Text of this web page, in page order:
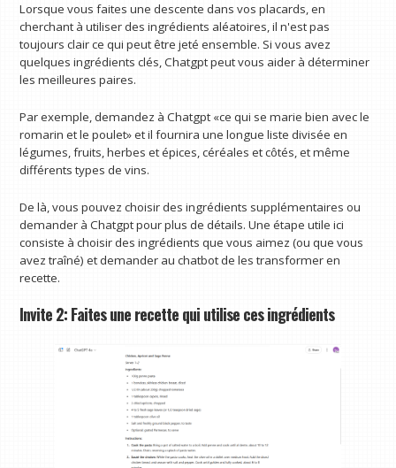
Lorsque vous faites une descente dans vos placards, en
cherchant à utiliser des ingrédients aléatoires, il n'est pas
toujours clair ce qui peut être jeté ensemble. Si vous avez
quelques ingrédients clés, Chatgpt peut vous aider à déterminer
les meilleures paires.
Par exemple, demandez à Chatgpt «ce qui se marie bien avec le
romarin et le poulet» et il fournira une longue liste divisée en
légumes, fruits, herbes et épices, céréales et côtés, et même
différents types de vins.
De là, vous pouvez choisir des ingrédients supplémentaires ou
demander à Chatgpt pour plus de détails. Une étape utile ici
consiste à choisir des ingrédients que vous aimez (ou que vous
avez traîné) et demander au chatbot de les transformer en
recette.
Invite 2: Faites une recette qui utilise ces ingrédients